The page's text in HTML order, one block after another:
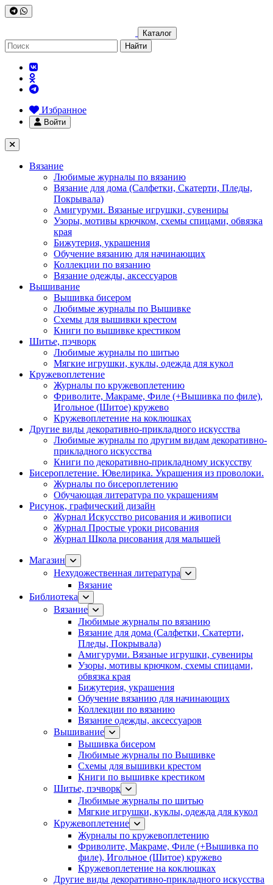
Каталог
Найти
Избранное
Войти
Вязание
Любимые журналы по вязанию
Вязание для дома (Салфетки, Скатерти, Пледы,
Покрывала)
Амигуруми. Вязаные игрушки, сувениры
Узоры, мотивы крючком, схемы спицами, обвязка
края
Бижутерия, украшения
Обучение вязанию для начинающих
Коллекции по вязанию
Вязание одежды, аксессуаров
Вышивание
Вышивка бисером
Любимые журналы по Вышивке
Схемы для вышивки крестом
Книги по вышивке крестиком
Шитье, пэчворк
Любимые журналы по шитью
Мягкие игрушки, куклы, одежда для кукол
Кружевоплетение
Журналы по кружевоплетению
Фриволите, Макраме, Филе (+Вышивка по филе),
Игольное (Шитое) кружево
Кружевоплетение на коклюшках
Другие виды декоративно-прикладного искусства
Любимые журналы по другим видам декоративно-
прикладного искусства
Книги по декоративно-прикладному искусству
Бисероплетение. Ювелирика. Украшения из проволоки.
Журналы по бисероплетению
Обучающая литература по украшениям
Рисунок, графический дизайн
Журнал Искусство рисования и живописи
Журнал Простые уроки рисования
Журнал Школа рисования для малышей
Магазин
Нехудожественная литература
Вязание
Библиотека
Вязание
Любимые журналы по вязанию
Вязание для дома (Салфетки, Скатерти,
Пледы, Покрывала)
Амигуруми. Вязаные игрушки, сувениры
Узоры, мотивы крючком, схемы спицами,
обвязка края
Бижутерия, украшения
Обучение вязанию для начинающих
Коллекции по вязанию
Вязание одежды, аксессуаров
Вышивание
Вышивка бисером
Любимые журналы по Вышивке
Схемы для вышивки крестом
Книги по вышивке крестиком
Шитье, пэчворк
Любимые журналы по шитью
Мягкие игрушки, куклы, одежда для кукол
Кружевоплетение
Журналы по кружевоплетению
Фриволите, Макраме, Филе (+Вышивка по
филе), Игольное (Шитое) кружево
Кружевоплетение на коклюшках
Другие виды декоративно-прикладного искусства